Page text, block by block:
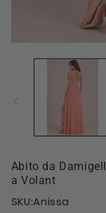
Abito da
a Volant
SKU:Anissa